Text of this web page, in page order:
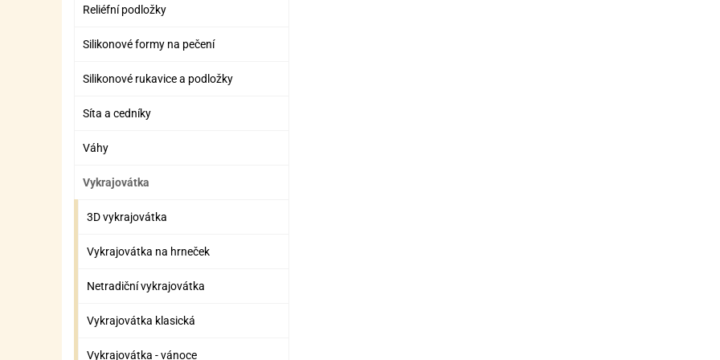
Reliéfní podložky
Silikonové formy na pečení
Silikonové rukavice a podložky
Síta a cedníky
Váhy
Vykrajovátka
3D vykrajovátka
Vykrajovátka na hrneček
Netradiční vykrajovátka
Vykrajovátka klasická
Vykrajovátka - vánoce